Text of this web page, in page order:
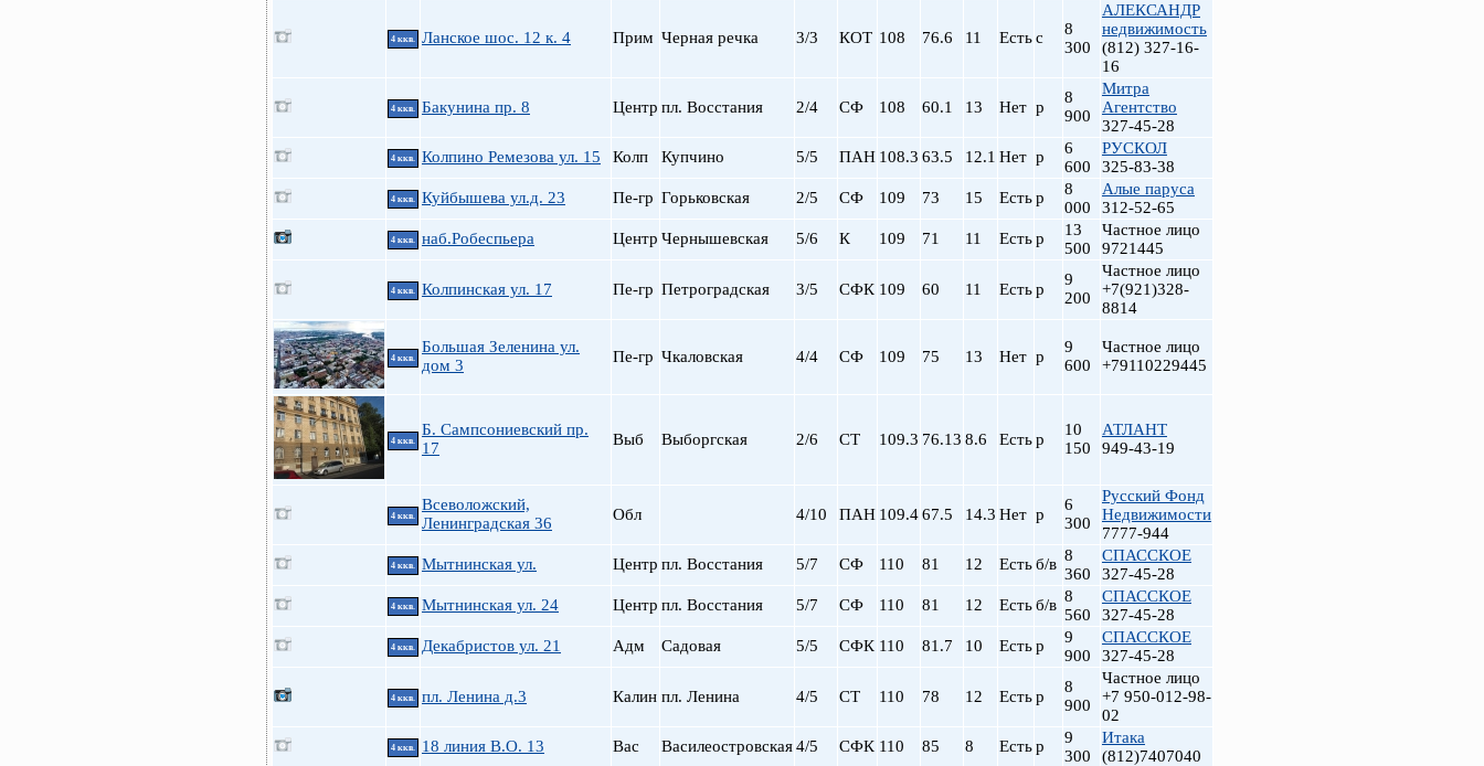
4 ккв. Ланское шос. 12 к. 4 Прим Черная речка 3/3 КОТ 108 76.6 11 Естьс
8
300
АЛЕКСАНДР
недвижимость
(812) 327-16-
16
4 ккв. Бакунина пр. 8 Центр пл. Восстания 2/4 СФ 108 60.1 13 Нет р
8
900
Митра
Агентство
327-45-28
4 ккв. Колпино Ремезова ул. 15 Колп Купчино 5/5 ПАН 108.3 63.5 12.1 Нет р
6
600
РУСКОЛ
325-83-38
4 ккв. Куйбышева ул.д. 23 Пе-гр Горьковская 2/5 СФ 109 73 15 Естьр
8
000
Алые паруса
312-52-65
4 ккв. наб.Робеспьера Центр Чернышевская 5/6 К 109 71 11 Естьр
13
500
Частное лицо
9721445
4 ккв. Колпинская ул. 17 Пе-гр Петроградская 3/5 СФК 109 60 11 Естьр
9
200
Частное лицо
+7(921)328-
8814
4 ккв.
Большая Зеленина ул.
дом 3
Пе-гр Чкаловская 4/4 СФ 109 75 13 Нет р
9
600
Частное лицо
+79110229445
4 ккв.
Б. Сампсониевский пр.
17
Выб Выборгская 2/6 СТ 109.3 76.13 8.6 Естьр
10
150
АТЛАНТ
949-43-19
4 ккв.
Всеволожский,
Ленинградская 36
Обл 4/10 ПАН 109.467.5 14.3 Нет р
6
300
Русский Фонд
Недвижимости
7777-944
4 ккв. Мытнинская ул. Центр пл. Восстания 5/7 СФ 110 81 12 Естьб/в 8
360
СПАССКОЕ
327-45-28
4 ккв. Мытнинская ул. 24 Центр пл. Восстания 5/7 СФ 110 81 12 Естьб/в 8
560
СПАССКОЕ
327-45-28
4 ккв. Декабристов ул. 21 Адм Садовая 5/5 СФК 110 81.7 10 Естьр
9
900
СПАССКОЕ
327-45-28
4 ккв. пл. Ленина д.3 Калин пл. Ленина 4/5 СТ 110 78 12 Естьр
8
900
Частное лицо
+7 950-012-98-
02
4 ккв. 18 линия В.О. 13 Вас Василеостровская4/5 СФК 110 85 8 Естьр
9
300
Итака
(812)7407040